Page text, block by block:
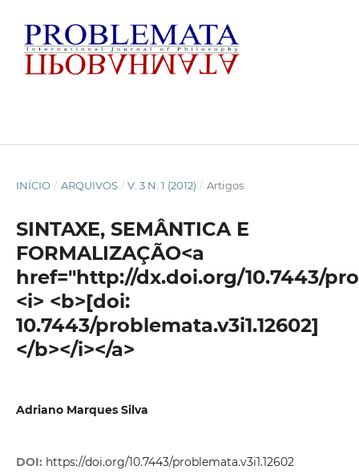
INÍCIO / ARQUIVOS / V. 3 N. 1 (2012) / Artigos
SINTAXE, SEMÂNTICA E
FORMALIZAÇÃO<a
href="http://dx.doi.org/10.7443/
<i> <b>[doi:
10.7443/problemata.v3i1.12602]
</b></i></a>
Adriano Marques Silva
DOI: https://doi.org/10.7443/problemata.v3i1.12602